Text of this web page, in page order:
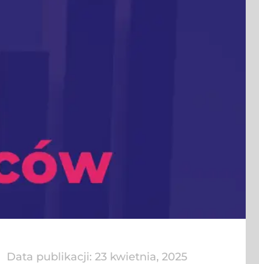
Data publikacji: 23 kwietnia, 2025